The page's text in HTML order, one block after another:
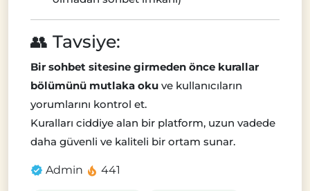
👥 Tavsiye:
Bir sohbet sitesine girmeden önce kurallar
bölümünü mutlaka oku ve kullanıcıların
yorumlarını kontrol et.
Kuralları ciddiye alan bir platform, uzun vadede
daha güvenli ve kaliteli bir ortam sunar.
Admin 441